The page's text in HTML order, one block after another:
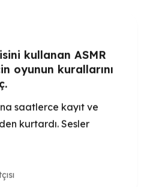
saatlerce kayıt ve
kurtardı. Sesler